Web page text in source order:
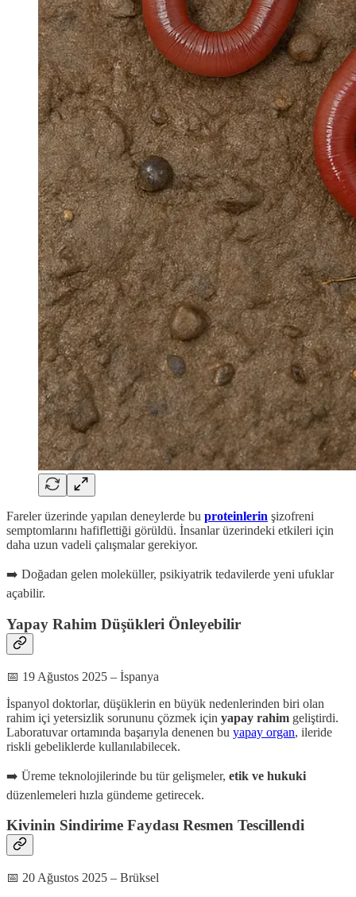
Fareler üzerinde yapılan deneylerde bu proteinlerin şizofreni
semptomlarını hafiflettiği görüldü. İnsanlar üzerindeki etkileri için
daha uzun vadeli çalışmalar gerekiyor.
➡️ Doğadan gelen moleküller, psikiyatrik tedavilerde yeni ufuklar
açabilir.
Yapay Rahim Düşükleri Önleyebilir
📅 19 Ağustos 2025 – İspanya
İspanyol doktorlar, düşüklerin en büyük nedenlerinden biri olan
rahim içi yetersizlik sorununu çözmek için yapay rahim geliştirdi.
Laboratuvar ortamında başarıyla denenen bu yapay organ, ileride
riskli gebeliklerde kullanılabilecek.
➡️ Üreme teknolojilerinde bu tür gelişmeler, etik ve hukuki
düzenlemeleri hızla gündeme getirecek.
Kivinin Sindirime Faydası Resmen Tescillendi
📅 20 Ağustos 2025 – Brüksel